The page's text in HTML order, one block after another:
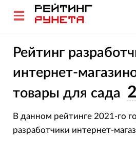
Рейтинг
интернет-
товары для сада
В данном рейтинге 2021-го
разработчики интернет-